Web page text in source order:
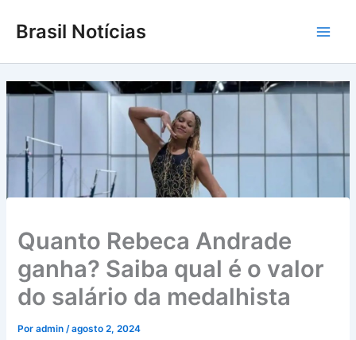
para
conteúdo
Brasil Notícias
Quanto Rebeca Andrade
ganha? Saiba qual é o valor
do salário da medalhista
Poradmin/agosto 2, 2024